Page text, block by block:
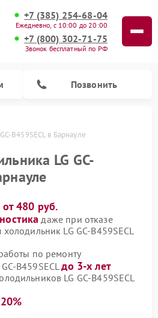
+7 (385) 254-68-04
Ежедневно, с 10:00 до 20:00
+7 (800) 302-71-75
Звонок бесплатный по РФ
Позвонить
B459SECL в Барнауле
LG GC-
от 480 руб.
даже при отказе
LG GC-B459SECL
по ремонту
B459SECLдо 3-х лет
LG GC-B459SECL
20%